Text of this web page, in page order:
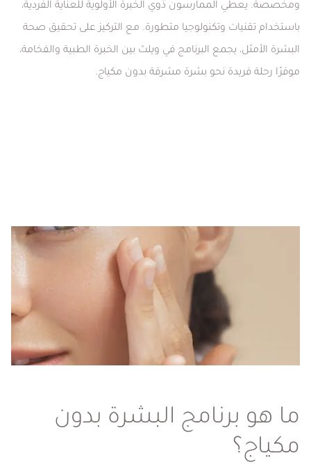
ومخصصة. يعطي الممارسون ذوي الخبرة الأولوية للعناية الفردية،
باستخدام تقنيات وتكنولوجيا متطورة. مع التركيز على تحقيق صحة
البشرة الأمثل، يجمع البرنامج في ويلث بين الخبرة الطبية والفخامة،
موفرًا رحلة فريدة نحو بشرة مشرقة بدون مكياج.
ما هو برنامج البشرة بدون
مكياج؟